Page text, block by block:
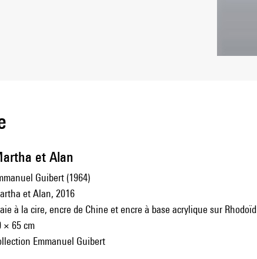
et Alan
Guibert (1964)
et Alan, 2016
à la cire, encre de Chine et encre à base acrylique sur Rhodoïd
× 65 cm
Emmanuel Guibert